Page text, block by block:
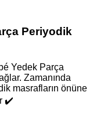
Periyodik
Yedek Parça
Zamanında
masrafların önüne
✔️